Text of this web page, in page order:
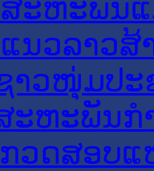
ະຫະພັນ
ນວລາວສ້
າວໜຸ່ມປະ
ະຫະພັນກ
ວດສອບແ